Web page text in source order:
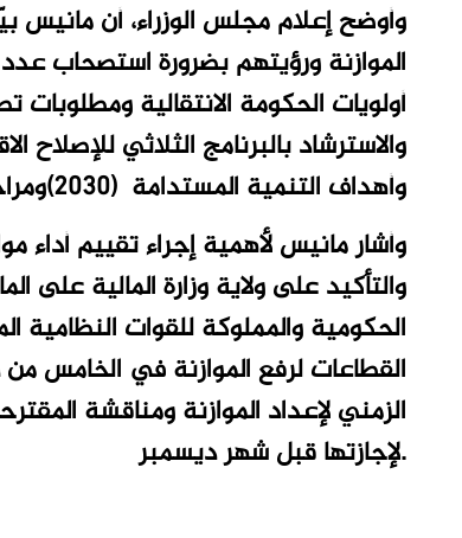
وأوضح إعلام مجلس الوزراء، أن مانيس
الموازنة ورؤيتهم بضرورة استصحاب عدد
أولويات الحكومة الانتقالية ومطلوبات
والاسترشاد بالبرنامج الثلاثي للإصلاح
وأهداف التنمية المستدامة (2030)ومراجعة وتقييم السياسات المالية والنقدية.
والتأكيد على ولاية وزارة المالية على
الحكومية والمملوكة للقوات النظامية
القطاعات لرفع الموازنة في الخامس
الزمني لإعداد الموازنة ومناقشة
لإجازتها قبل شهر ديسمبر.